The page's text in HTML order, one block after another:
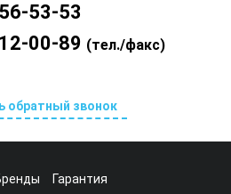
53-53
00-89 (тел./факс)
обратный звонок
Гарантия